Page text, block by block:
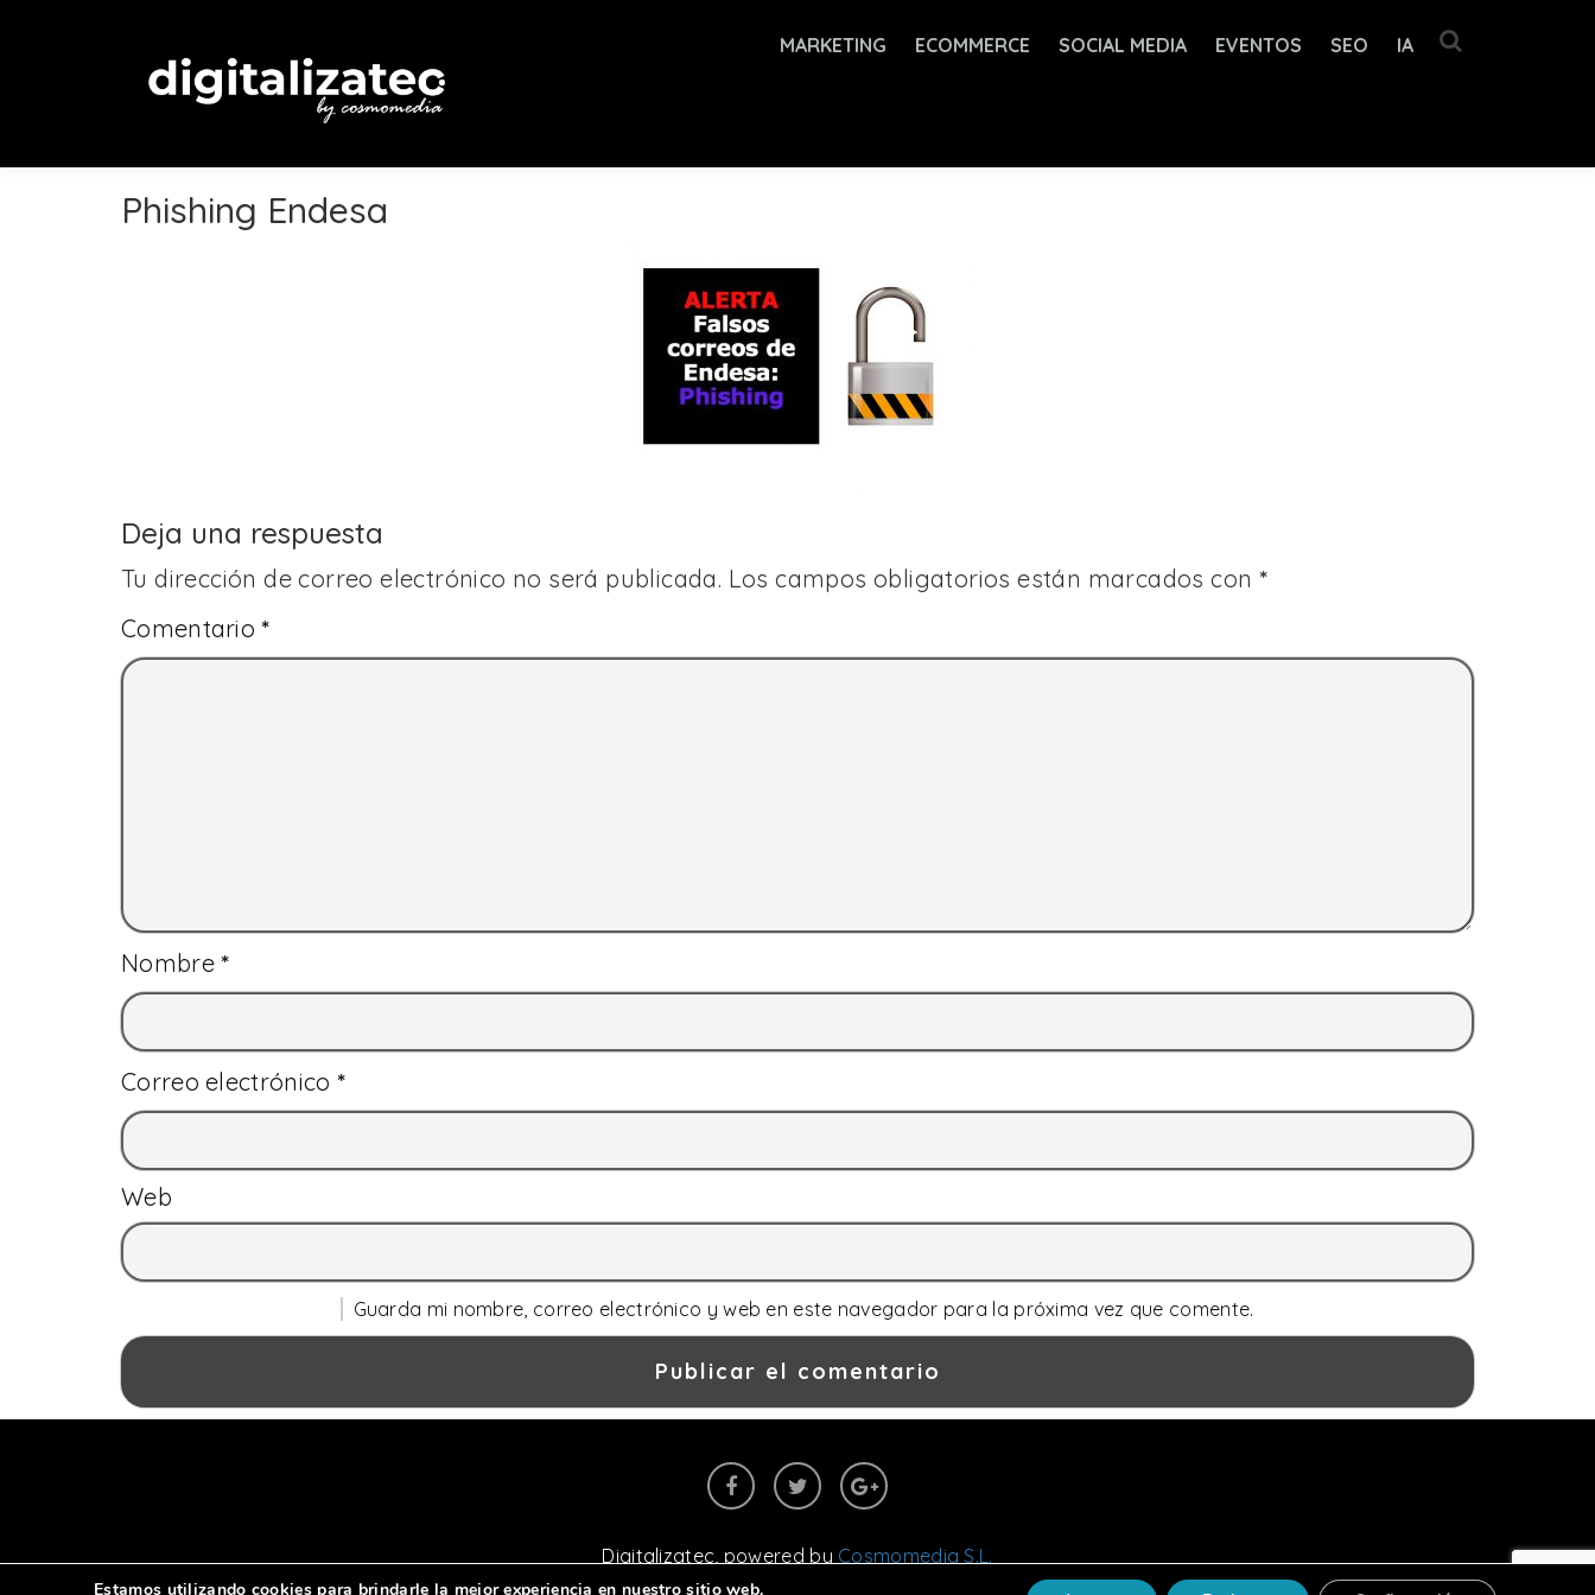
MARKETING ECOMMERCE SOCIAL MEDIA EVENTOS SEO IA
Phishing Endesa
Deja una respuesta
Tu dirección de correo electrónico no será publicada. Los campos obligatorios están marcados con *
Comentario*
Nombre*
Correo electrónico *
Web
Guarda mi nombre, correo electrónico y web en este navegador para la próxima vez que comente.
Digitalizatec , powered by Cosmomedia S.L.
Aviso legal|Política de cookies Política de privacidad
Estamos utilizando cookies para brindarle la mejor experiencia en nuestro sitio web.